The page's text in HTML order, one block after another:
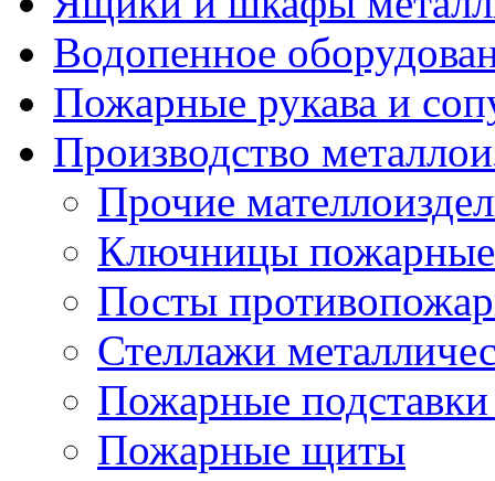
Водопенное
Пожарные рукава и
Производство
Прочие
Ключницы пожарные
Посты
Стеллажи
Пожарные
Пожарные щиты